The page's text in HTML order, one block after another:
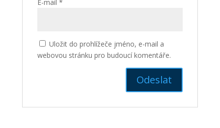
E-mail *
Uložit do prohlížeče jméno, e-mail a
webovou stránku pro budoucí komentáře.